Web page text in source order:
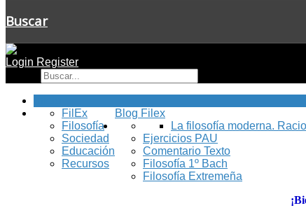
Buscar
Login Register
Blog Filex
FilEx
Filosofía
Sociedad
Educación
Recursos
La filosofía moderna.
Ejercicios PAU
Comentario Texto
Filosofía 1º Bach
Filosofía Extremeña